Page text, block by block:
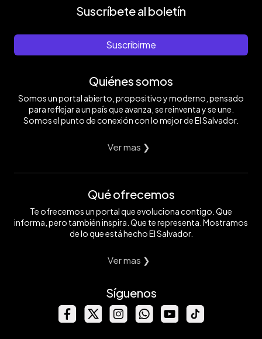
Suscríbete al boletín
Suscribirme
Quiénes somos
Somos un portal abierto, propositivo y moderno, pensado
para reflejar a un país que avanza, se reinventa y se une.
Somos el punto de conexión con lo mejor de El Salvador.
Ver mas ❯
Qué ofrecemos
Te ofrecemos un portal que evoluciona contigo. Que
informa, pero también inspira. Que te representa. Mostramos
de lo que está hecho El Salvador.
Ver mas ❯
Síguenos